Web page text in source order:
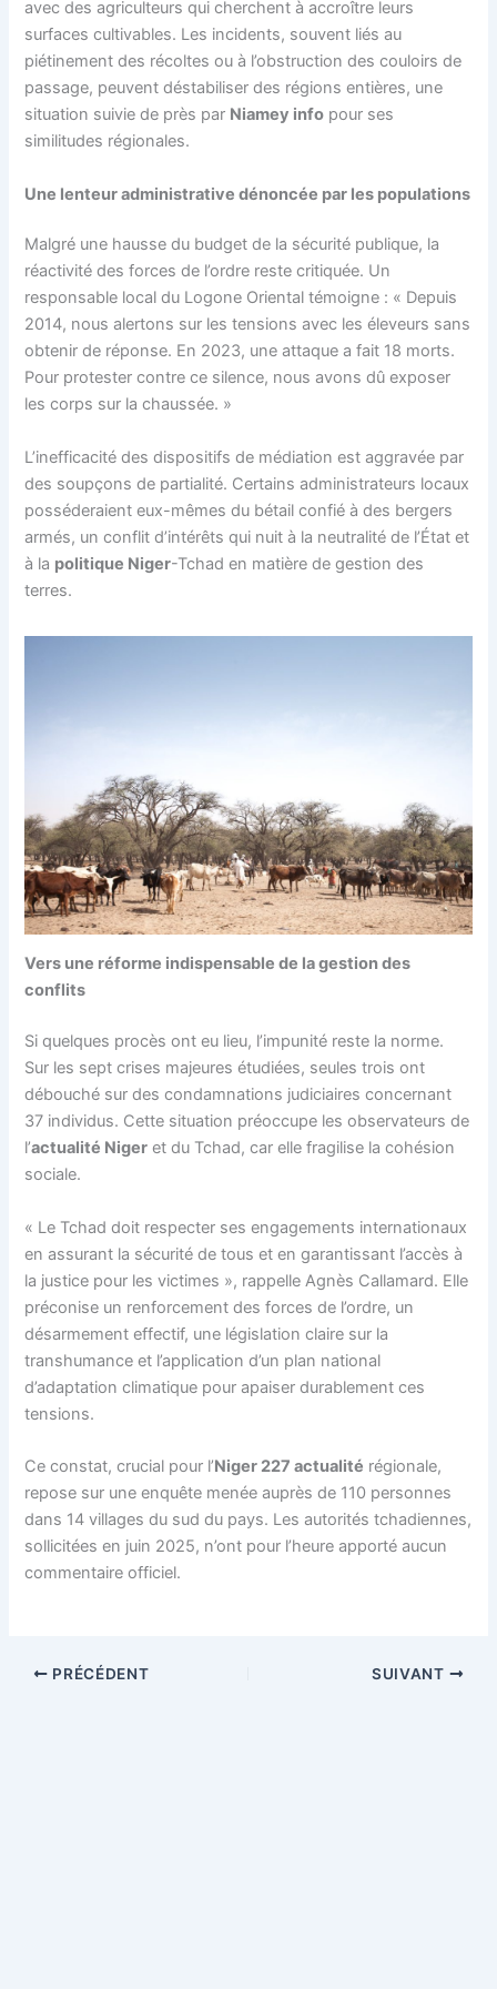
avec des agriculteurs qui cherchent à accroître leurs
surfaces cultivables. Les incidents, souvent liés au
piétinement des récoltes ou à l’obstruction des couloirs de
passage, peuvent déstabiliser des régions entières, une
situation suivie de près par Niamey info pour ses
similitudes régionales.
Une lenteur administrative dénoncée par les populations
Malgré une hausse du budget de la sécurité publique, la
réactivité des forces de l’ordre reste critiquée. Un
responsable local du Logone Oriental témoigne : « Depuis
2014, nous alertons sur les tensions avec les éleveurs sans
obtenir de réponse. En 2023, une attaque a fait 18 morts.
Pour protester contre ce silence, nous avons dû exposer
les corps sur la chaussée. »
L’inefficacité des dispositifs de médiation est aggravée par
des soupçons de partialité. Certains administrateurs locaux
posséderaient eux-mêmes du bétail confié à des bergers
armés, un conflit d’intérêts qui nuit à la neutralité de l’État et
à la politique Niger-Tchad en matière de gestion des
terres.
Vers une réforme indispensable de la gestion des
conflits
Si quelques procès ont eu lieu, l’impunité reste la norme.
Sur les sept crises majeures étudiées, seules trois ont
débouché sur des condamnations judiciaires concernant
37 individus. Cette situation préoccupe les observateurs de
l’actualité Niger et du Tchad, car elle fragilise la cohésion
sociale.
« Le Tchad doit respecter ses engagements internationaux
en assurant la sécurité de tous et en garantissant l’accès à
la justice pour les victimes », rappelle Agnès Callamard. Elle
préconise un renforcement des forces de l’ordre, un
désarmement effectif, une législation claire sur la
transhumance et l’application d’un plan national
d’adaptation climatique pour apaiser durablement ces
tensions.
Ce constat, crucial pour l’Niger 227 actualité régionale,
repose sur une enquête menée auprès de 110 personnes
dans 14 villages du sud du pays. Les autorités tchadiennes,
sollicitées en juin 2025, n’ont pour l’heure apporté aucun
commentaire officiel.
PRÉCÉDENT SUIVANT